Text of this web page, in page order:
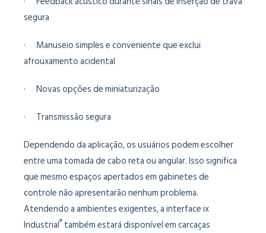
segura
· Manuseio simples e conveniente que exclui
afrouxamento acidental
· Novas opções de miniaturização
· Transmissão segura
Dependendo da aplicação, os usuários podem escolher
entre uma tomada de cabo reta ou angular. Isso significa
que mesmo espaços apertados em gabinetes de
controle não apresentarão nenhum problema.
Atendendo a ambientes exigentes, a interface ix
Industrial® também estará disponível em carcaças